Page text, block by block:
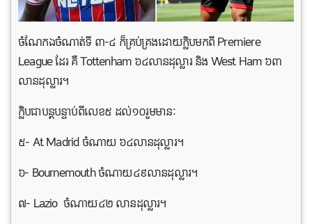
ចំណែកឯចំណាត់ទី ៣-៤ ក៏គ្រប់គ្រងដោយក្លិបមកពី Premiere
League ដែរ គឺ Tottenham ៦៤លានដុល្លារ និង West Ham ៦៣
លានដុល្លារ។
ក្លិបជាបន្តបន្ទាប់ពីលេខ៥ ដល់១០រួមមានៈ
៥- At Madrid ចំណាយ ៦៤លានដុល្លារ។
៦- Bournemouth ចំណាយ៤៩លានដុល្លារ។
៧- Lazio ចំណាយ៤២ លានដុល្លារ។